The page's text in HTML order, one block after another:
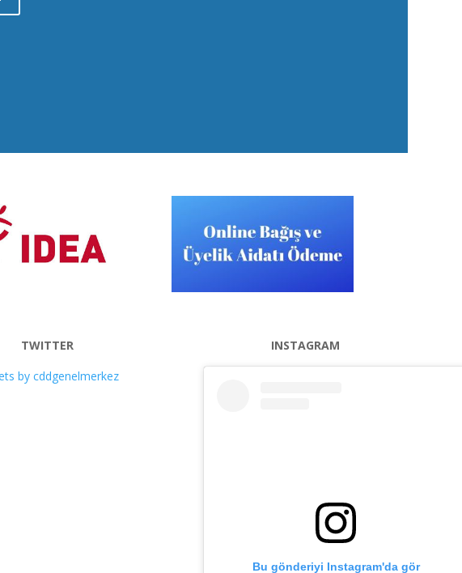
TWITTER
by cddgenelmerkez
INSTAGRAM
Bu gönderiyi Instagram'da gör